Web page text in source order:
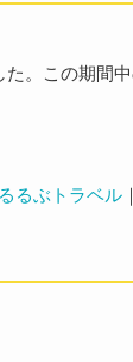
。この期間
るるぶトラベル｜